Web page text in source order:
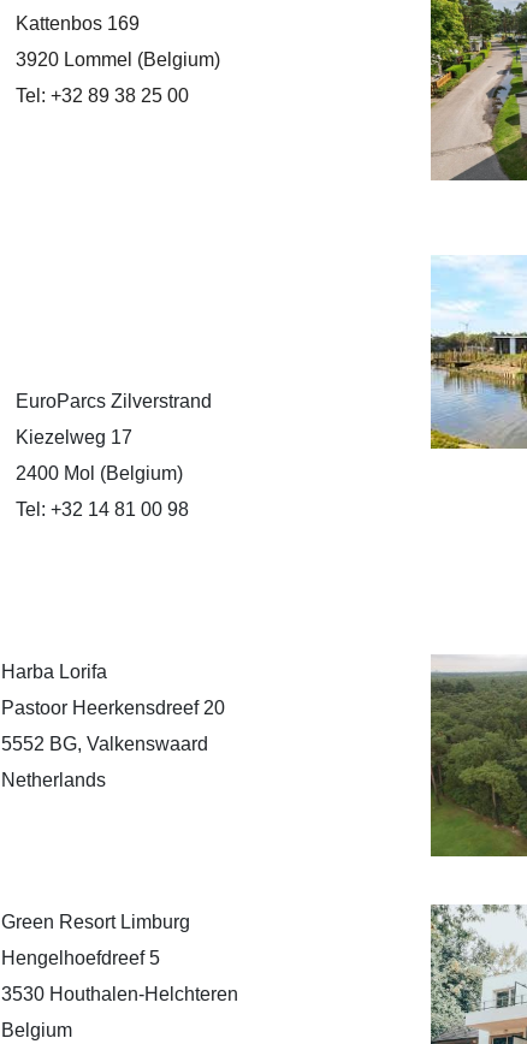
Kattenbos 169
3920 Lommel (Belgium)
Tel: +32 89 38 25 00
EuroParcs Zilverstrand
Kiezelweg 17
2400 Mol (Belgium)
Tel: +32 14 81 00 98
Harba Lorifa
Pastoor Heerkensdreef 20
5552 BG, Valkenswaard
Netherlands
Green Resort Limburg
Hengelhoefdreef 5
3530 Houthalen-Helchteren
Belgium